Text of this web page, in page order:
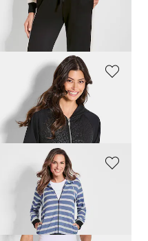
PLANTIER
79,20 CHF
99,00 CHF
GOLDNER
101,39 CHF
169,00 CHF
COMODO
Ensemble de loisirs rayé
179,10 CHF199,00 CHF